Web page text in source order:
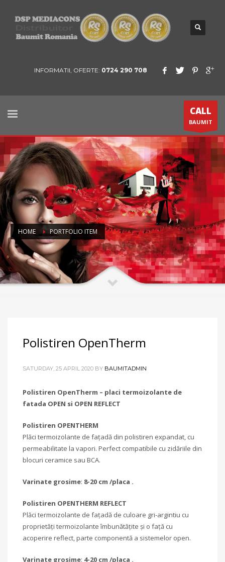
INFORMATII, OFERTE: 0724 290 708
CALL
BAUMIT
HOME PORTFOLIO ITEM
Polistiren OpenTherm
SATURDAY, 25 APRIL 2020 BY BAUMITADMIN
Polistiren OpenTherm – placi termoizolante de
fatada OPEN si OPEN REFLECT
Polistiren OPENTHERM
Plăci termoizolante de fațadă din polistiren expandat, cu
permeabilitate la vapori. Perfect compatibile cu zidăriile din
blocuri ceramice sau BCA.
Varinate grosime: 8-20 cm /placa .
Polistiren OPENTHERM REFLECT
Plăci termoizolante de fațadă de culoare gri-argintiu cu
proprietăți termoizolante îmbunătățite și o față cu
acoperire reflect, parte componentă a sistemelor open.
Varinate grosime: 4-20 cm /placa .